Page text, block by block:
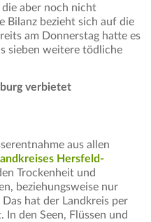
aber noch nicht
Bilanz bezieht sich auf die
am Donnerstag hatte es
sieben weitere tödliche
verbietet
aus allen
Hersfeld-
Trockenheit und
beziehungsweise nur
hat der Landkreis per
den Seen, Flüssen und